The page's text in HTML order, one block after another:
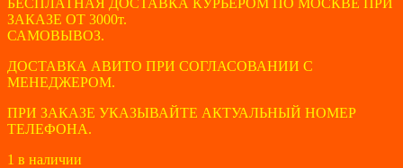
ЗАКАЗЕ ОТ 3000т.
САМОВЫВОЗ.
ДОСТАВКА АВИТО ПРИ СОГЛАСОВАНИИ С
МЕНЕДЖЕРОМ.
ПРИ ЗАКАЗЕ УКАЗЫВАЙТЕ АКТУАЛЬНЫЙ НОМЕР
ТЕЛЕФОНА.
1 в наличии